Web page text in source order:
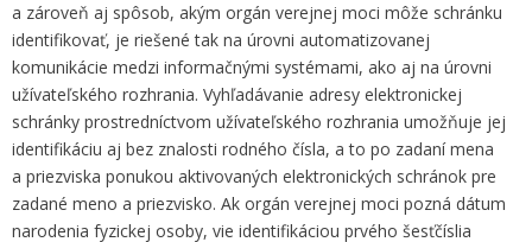
a zároveň aj spôsob, akým orgán verejnej moci môže schránku
identifikovať, je riešené tak na úrovni automatizovanej
komunikácie medzi informačnými systémami, ako aj na úrovni
užívateľského rozhrania. Vyhľadávanie adresy elektronickej
schránky prostredníctvom užívateľského rozhrania umožňuje jej
identifikáciu aj bez znalosti rodného čísla, a to po zadaní mena
a priezviska ponukou aktivovaných elektronických schránok pre
zadané meno a priezvisko. Ak orgán verejnej moci pozná dátum
narodenia fyzickej osoby, vie identifikáciou prvého šesťčíslia